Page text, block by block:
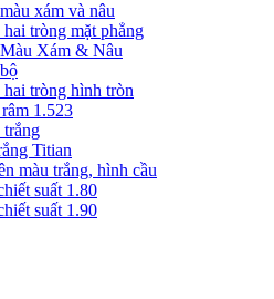
xám và nâu
tròng mặt phẳng
Xám & Nâu
tròng hình tròn
1.523
Titian
màu trắng, hình cầu
suất 1.80
suất 1.90